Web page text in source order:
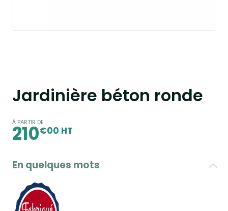
Jardinière béton ronde
À PARTIR DE
210€00 HT
En quelques mots